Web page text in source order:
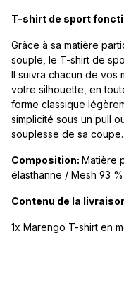
T-shirt de sport
Grâce à sa matière
souple, le T-shirt de
Il suivra chacun de vos
votre silhouette, en
forme classique
simplicité sous un pull
souplesse de sa coupe.
Composition: Matière
élasthanne / Mesh 93
Contenu de la
1x Marengo T-shirt en